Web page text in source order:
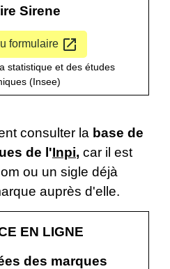
Sirene
formulaire open_in_new
statistique et des études
(Insee)
consulter la base de
de l'Inpi, car il est
ou un sigle déjà
auprès d'elle.
EN LIGNE
des marques